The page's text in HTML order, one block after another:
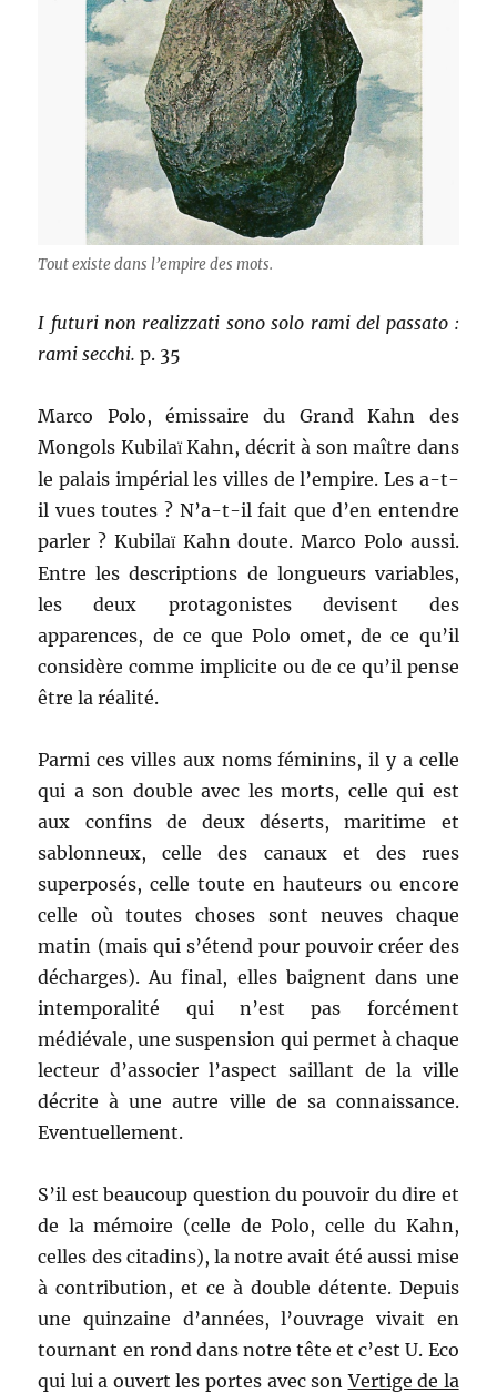
Tout existe dans l’empire des mots.
I futuri non realizzati sono solo rami del passato :
rami secchi.p. 35
Marco Polo, émissaire du Grand Kahn des
Mongols KubilaïKahn, décrit à son maître dans
le palais impérial les villes de l’empire. Les a-t-
il vues toutes ? N’a-t-il fait que d’en entendre
parler ? KubilaïKahn doute. Marco Polo aussi.
Entre les descriptions de longueurs variables,
les deux protagonistes devisent des
apparences, de ce que Polo omet, de ce qu’il
considère comme implicite ou de ce qu’il pense
être la réalité.
Parmi ces villes aux noms féminins, il y a celle
qui a son double avec les morts, celle qui est
aux confins de deux déserts, maritime et
sablonneux, celle des canaux et des rues
superposés, celle toute en hauteurs ou encore
celle où toutes choses sont neuves chaque
matin (mais qui s’étend pour pouvoir créer des
décharges). Au final, elles baignent dans une
intemporalité qui n’est pas forcément
médiévale, une suspension qui permet à chaque
lecteur d’associer l’aspect saillant de la ville
décrite à une autre ville de sa connaissance.
Eventuellement.
S’il est beaucoup question du pouvoir du dire et
de la mémoire (celle de Polo, celle du Kahn,
celles des citadins), la notre avait été aussi mise
à contribution, et ce à double détente. Depuis
une quinzaine d’années, l’ouvrage vivait en
tournant en rond dans notre tête et c’est U. Eco
qui lui a ouvert les portes avec sonVertige de la